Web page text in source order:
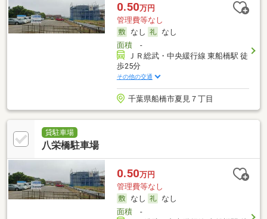
0.50万円
管理費等なし
なし
なし
面積-
ＪＲ総武・中央緩行線 東船橋駅 徒
歩25分
その他の交通
千葉県船橋市夏見７丁目
貸駐車場
八栄橋駐車場
0.50万円
管理費等なし
なし
なし
面積-